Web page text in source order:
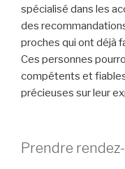
spécialisé dans les
des
proches qui ont déjà
Ces personnes
compétents et
précieuses sur leur
Prendre